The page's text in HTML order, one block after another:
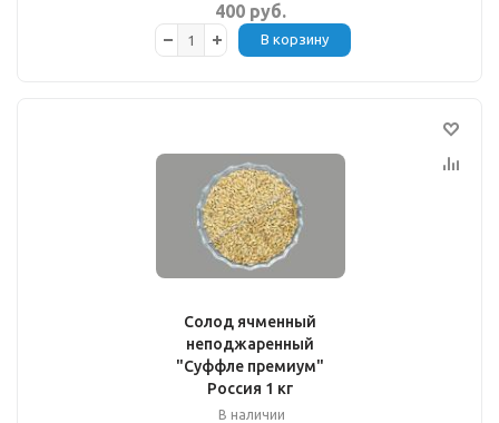
400 руб.
В корзину
Солод ячменный
неподжаренный
"Суффле премиум"
Россия 1 кг
В наличии